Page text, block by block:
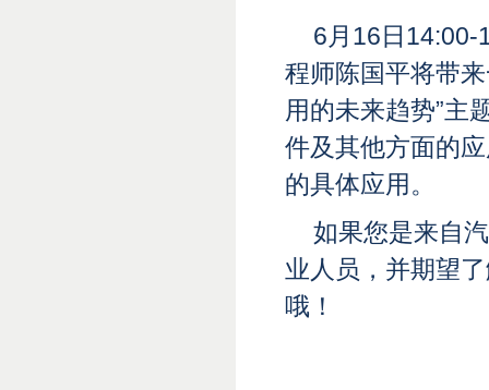
6月16日14:00-
程师陈国平将带
用的未来趋势”主
件及其他方面的
的具体应用。
如果您是来自
业人员，并期望
哦！